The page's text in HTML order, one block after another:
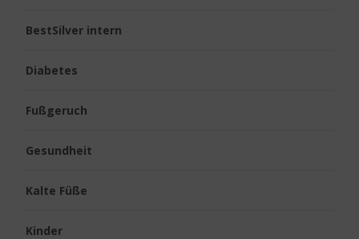
BestSilver intern
Diabetes
Fußgeruch
Gesundheit
Kalte Füße
Kinder